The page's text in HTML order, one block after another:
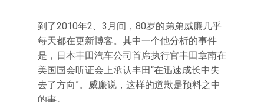
到了2010年2、3月间，80岁的弟弟威廉几乎
每天都在更新博客。其中一个他分析的事件
是，日本丰田汽车公司首席执行官丰田章南在
美国国会听证会上承认丰田“在迅速成长中失
去了方向”。威廉说，这样的道歉是预料之中
的事。